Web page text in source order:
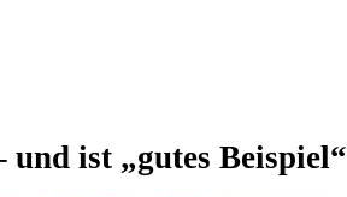
und ist „gutes Beispiel“